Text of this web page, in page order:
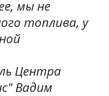
мы не
топлива, у
Центра
Вадим